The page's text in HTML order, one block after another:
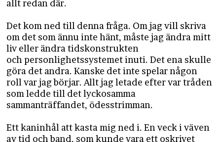
allt redan där.
Det kom ned till denna fråga. Om jag vill skriva
om det som ännu inte hänt, måste jag ändra mitt
liv eller ändra tidskonstrukten
och personlighetssystemet inuti. Det ena skulle
göra det andra. Kanske det inte spelar någon
roll var jag börjar. Allt jag letade efter var tråden
som ledde till det lyckosamma
sammanträffandet, ödesstrimman.
Ett kaninhål att kasta mig ned i. En veck i väven
av tid och band, som kunde vara ett oskrivet